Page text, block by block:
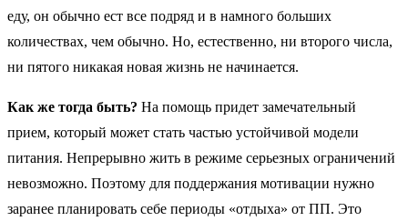
еду, он обычно ест все подряд и в намного больших
количествах, чем обычно. Но, естественно, ни второго числа,
ни пятого никакая новая жизнь не начинается.
Как же тогда быть? На помощь придет замечательный
прием, который может стать частью устойчивой модели
питания. Непрерывно жить в режиме серьезных ограничений
невозможно. Поэтому для поддержания мотивации нужно
заранее планировать себе периоды «отдыха» от ПП. Это